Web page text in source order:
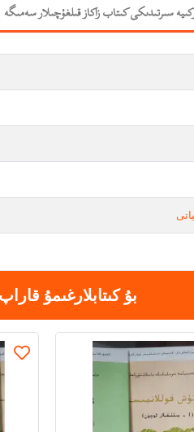
سىرتىدىكى كىتاب زاكاز قىلغۇچىلار سەمىگە
بۇ كىتابلارغىمۇ